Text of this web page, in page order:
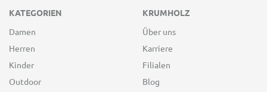
KATEGORIEN
Damen
Herren
Kinder
Outdoor
KRUMHOLZ
Über uns
Karriere
Filialen
Blog